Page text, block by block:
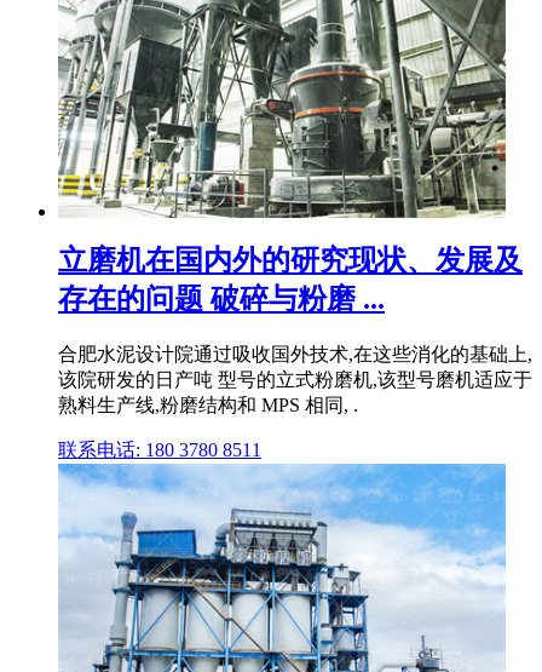
立磨机在国内外的研究现状、发展及
存在的问题 破碎与粉磨 ...
合肥水泥设计院通过吸收国外技术,在这些消化的基础上,
该院研发的日产吨 型号的立式粉磨机,该型号磨机适应于
熟料生产线,粉磨结构和 MPS 相同, .
联系电话: 180 3780 8511